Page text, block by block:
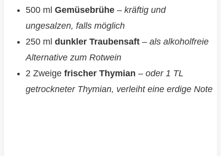
500 ml Gemüsebrühe– kräftig und
ungesalzen, falls möglich
250 ml dunkler Traubensaft– als alkoholfreie
Alternative zum Rotwein
2 Zweige frischer Thymian – oder 1 TL
getrockneter Thymian, verleiht eine erdige Note